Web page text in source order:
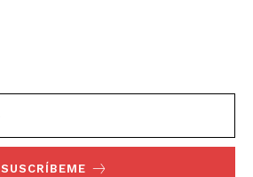
SUSCRÍBEME